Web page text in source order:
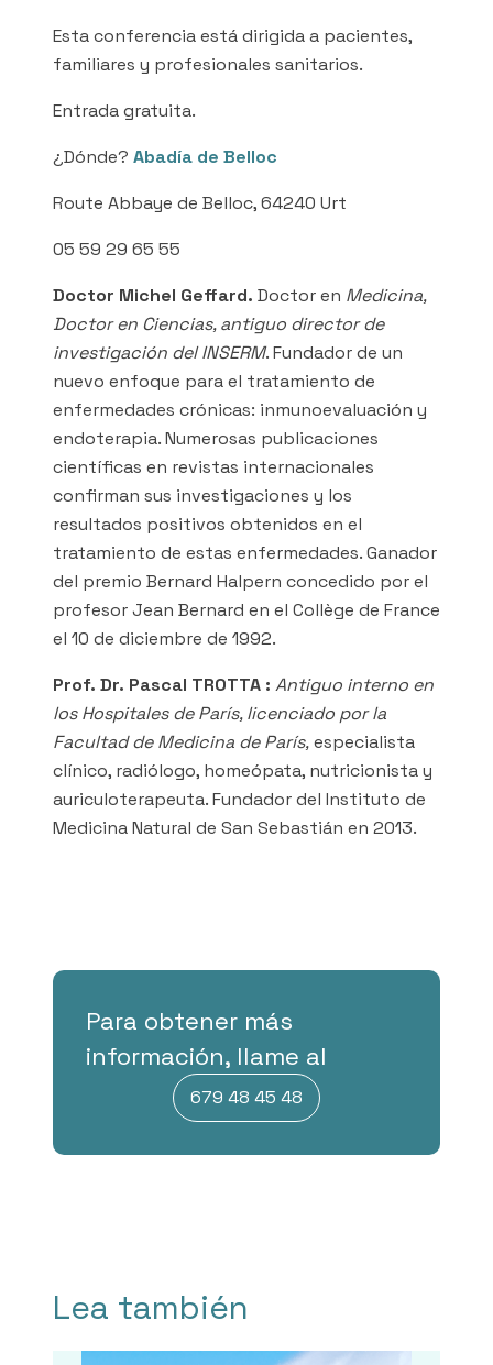
Esta conferencia está dirigida a pacientes,
familiares y profesionales sanitarios.
Entrada gratuita.
¿Dónde? Abadía de Belloc
Route Abbaye de Belloc, 64240 Urt
05 59 29 65 55
Doctor Michel Geffard. Doctor en Medicina,
Doctor en Ciencias, antiguo director de
investigación del INSERM. Fundador de un
nuevo enfoque para el tratamiento de
enfermedades crónicas: inmunoevaluación y
endoterapia. Numerosas publicaciones
científicas en revistas internacionales
confirman sus investigaciones y los
resultados positivos obtenidos en el
tratamiento de estas enfermedades. Ganador
del premio Bernard Halpern concedido por el
profesor Jean Bernard en el Collège de France
el 10 de diciembre de 1992.
Prof. Dr. Pascal TROTTA : Antiguo interno en
los Hospitales de París, licenciado por la
Facultad de Medicina de París,especialista
clínico, radiólogo, homeópata, nutricionista y
auriculoterapeuta. Fundador del Instituto de
Medicina Natural de San Sebastián en 2013.
Para obtener más
información, llame al
679 48 45 48
Lea también